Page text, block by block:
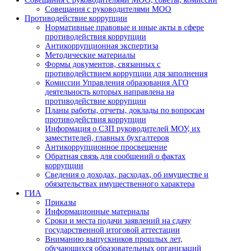
Совещания с руководителями МОО
Противодействие коррупции
Нормативные правовые и иные акты в сфере
противодействия коррупции
Антикоррупционная экспертиза
Методические материалы
Формы документов, связанных с
противодействием коррупции для заполнения
Комиссии Управления образования АГО
деятельность которых направлена на
противодействие коррупции
Планы работы, отчеты, доклады по вопросам
противодействия коррупции
Информация о СЗП руководителей МОУ, их
заместителей, главных бухгалтеров
Антикоррупционное просвещение
Обратная связь для сообщений о фактах
коррупции
Сведения о доходах, расходах, об имуществе и
обязательствах имущественного характера
ГИА
Приказы
Информационные материалы
Сроки и места подачи заявлений на сдачу
государственной итоговой аттестации
Вниманию выпускников прошлых лет,
обучающихся образовательных организаций